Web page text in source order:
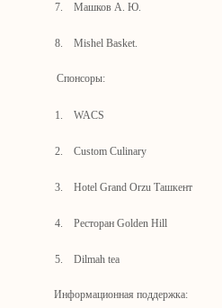
7. Машков А. Ю.
8. Mishel Basket.
Спонсоры:
1. WACS
2. Custom Culinary
3. Hotel Grand Orzu Ташкент
4. Ресторан Golden Hill
5. Dilmah tea
Информационная поддержка: